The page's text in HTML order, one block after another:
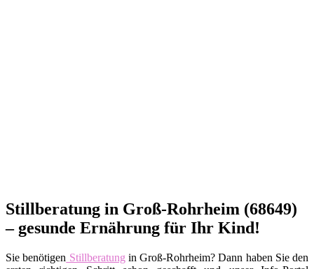
Stillberatung in Groß-Rohrheim (68649)
– gesunde Ernährung für Ihr Kind!
Sie benötigen Stillberatung in Groß-Rohrheim? Dann haben Sie den